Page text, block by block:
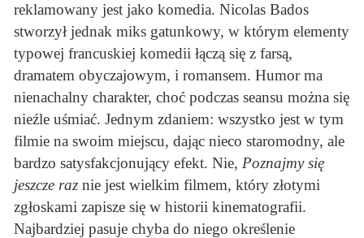
reklamowany jest jako komedia. Nicolas Bados
stworzył jednak miks gatunkowy, w którym elementy
typowej francuskiej komedii łączą się z farsą,
dramatem obyczajowym, i romansem. Humor ma
nienachalny charakter, choć podczas seansu można się
nieźle uśmiać. Jednym zdaniem: wszystko jest w tym
filmie na swoim miejscu, dając nieco staromodny, ale
bardzo satysfakcjonujący efekt. Nie, Poznajmy się
jeszcze raznie jest wielkim filmem, który złotymi
zgłoskami zapisze się w historii kinematografii.
Najbardziej pasuje chyba do niego określenie